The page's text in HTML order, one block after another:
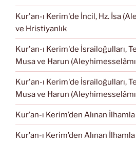
Kur'an-ı Kerim'de İncil, Hz. İsa
ve Hristiyanlık
Kur'an-ı Kerim'de İsrailoğulları,
Musa ve Harun
Kur'an-ı Kerim'de İsrailoğulları,
Musa ve Harun
Kur’an-ı Kerim’den Alınan
Kur’an-ı Kerim’den Alınan